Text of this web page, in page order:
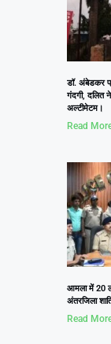
डॉ. अंबेडकर
गंदगी, दलित
अल्टीमेटम।
Read
आमला में 20
अंतरजिला
Read